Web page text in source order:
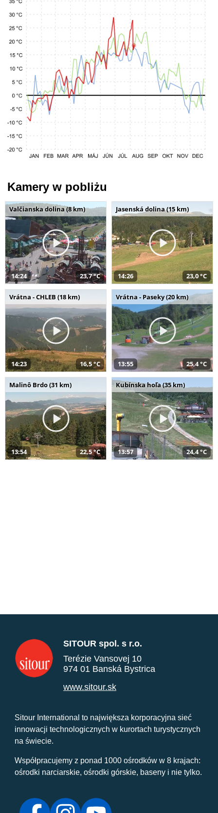
Kamery w pobliżu
Valčianska dolina (8 km)
14:24 23,7 °C
Jasenská dolina (15 km)
14:26 23,0 °C
Vrátna - CHLEB (18 km)
14:23 16,5 °C
Vrátna - Paseky (20 km)
13:55 25,4 °C
Malinô Brdo (31 km)
13:54 22,5 °C
Kubínska hoľa (35 km)
13:57 24,4 °C
SITOUR spol. s r.o.
Terézie Vansovej 10
974 01 Banská Bystrica
www.sitour.sk
Sitour International to największa korporacyjna sieć
innowacji technologicznych w kurortach turystycznych
na świecie.
Współpracujemy z ponad 1000 ośrodków w 8 krajach:
ośrodki narciarskie, ośrodki górskie, baseny i nie tylko.